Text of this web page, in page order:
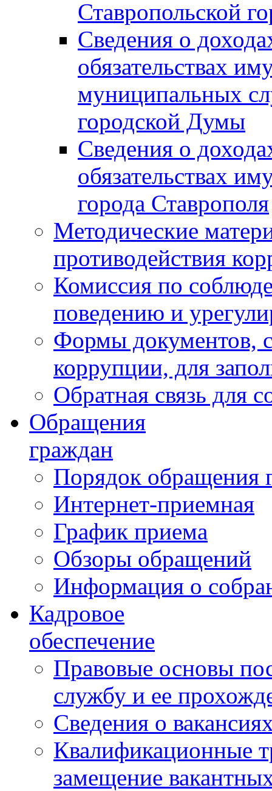
Ставропольской
Сведения о
обязательствах
муниципальных
городской Думы
Сведения о
обязательствах
города Ставрополя
Методические
противодействия
Комиссия по
поведению и
Формы документов,
коррупции, для
Обратная связь для
Обращения
граждан
Порядок обращения
Интернет-приемная
График приема
Обзоры обращений
Информация о
Кадровое
обеспечение
Правовые основы
службу и ее
Сведения о
Квалификационные
замещение